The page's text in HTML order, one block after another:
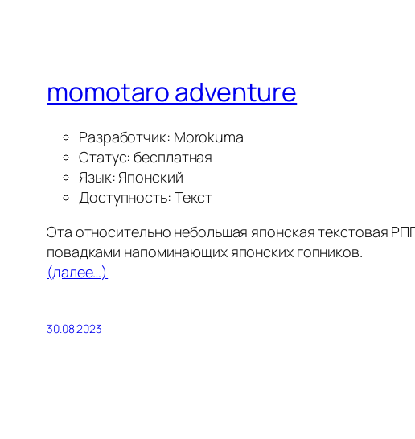
momotaro adventure
Разработчик: Morokuma
Статус: бесплатная
Язык: Японский
Доступность: Текст
Эта относительно небольшая японская текстовая
повадками напоминающих японских гопников.
(далее…)
30.08.2023